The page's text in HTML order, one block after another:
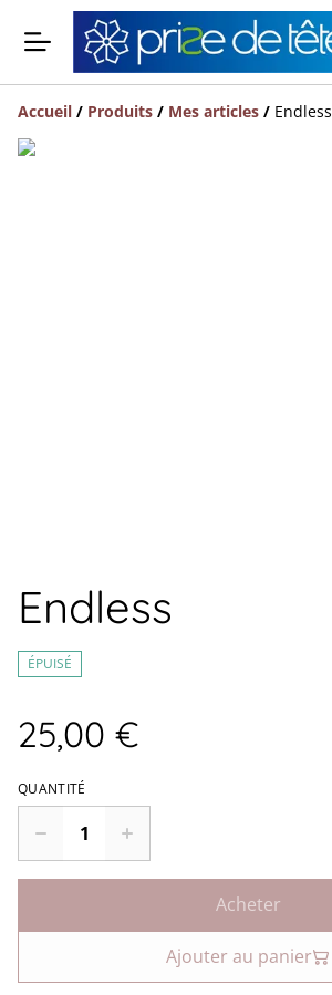
Accueil / Produits / Mes articles / Endless
Endless
ÉPUISÉ
25,00 €
QUANTITÉ
Acheter
Ajouter au panier